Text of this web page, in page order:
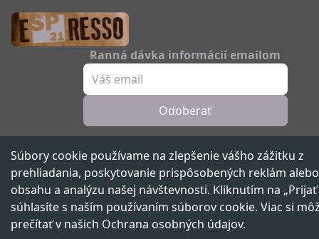
Súbory cookie používame na zlepšenie vášho zážitku z
prehliadania, poskytovanie prispôsobených reklám alebo
obsahu a analýzu našej návštevnosti. Kliknutím na „Prijať
súhlasíte s naším používaním súborov cookie. Viac si
prečítať v našich Ochrana osobných údajov.
Ranná dávka informácií emailom
Odoberať
Spravodajský portál 21. storočia ™ ©2026 Všetky práva vyhradené
VydávabeNOW media group,člen skupiny